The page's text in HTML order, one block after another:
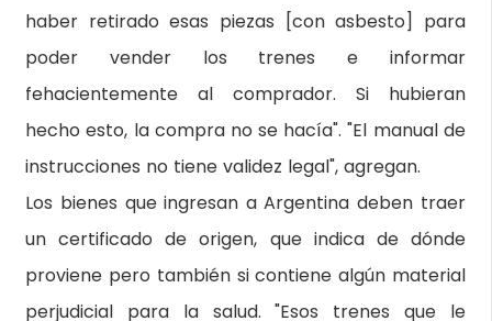
haber retirado esas piezas [con asbesto] para
poder vender los trenes e informar
fehacientemente al comprador. Si hubieran
hecho esto, la compra no se hacía". "El manual de
instrucciones no tiene validez legal", agregan.
Los bienes que ingresan a Argentina deben traer
un certificado de origen, que indica de dónde
proviene pero también si contiene algún material
perjudicial para la salud. "Esos trenes que le